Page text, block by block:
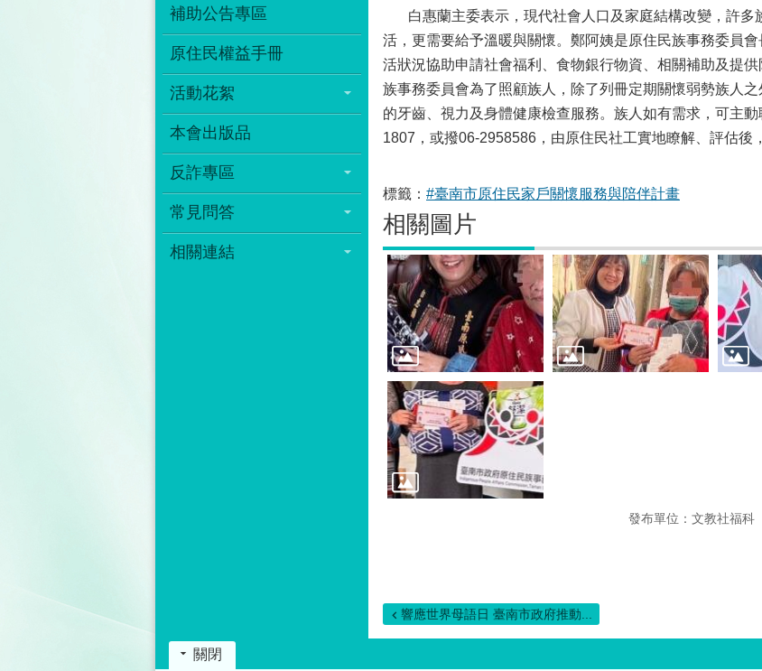
補助公告專區
原住民權益手冊
活動花絮
本會出版品
反詐專區
常見問答
相關連結
白惠蘭主委表示，現代社會人口及家庭結構改變，許多
活，更需要給予溫暖與關懷。鄭阿姨是原住民族事務委員
活狀況協助申請社會福利、食物銀行物資、相關補助及提
族事務委員會為了照顧族人，除了列冊定期關懷弱勢族人
的牙齒、視力及身體健康檢查服務。族人如有需求，可主
1807，或撥06-2958586，由原住民社工實地瞭解、評估後
標籤： #臺南市原住民家戶關懷服務與陪伴計畫
相關圖片
發布單位：文教社福科
響應世界母語日 臺南市政府推動...
關閉